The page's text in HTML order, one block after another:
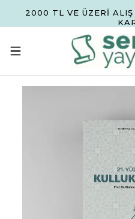
2000 TL VE ÜZERİ ALIŞ